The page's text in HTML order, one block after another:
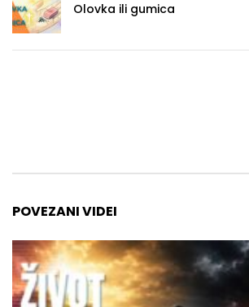
Olovka ili gumica
POVEZANI VIDEI